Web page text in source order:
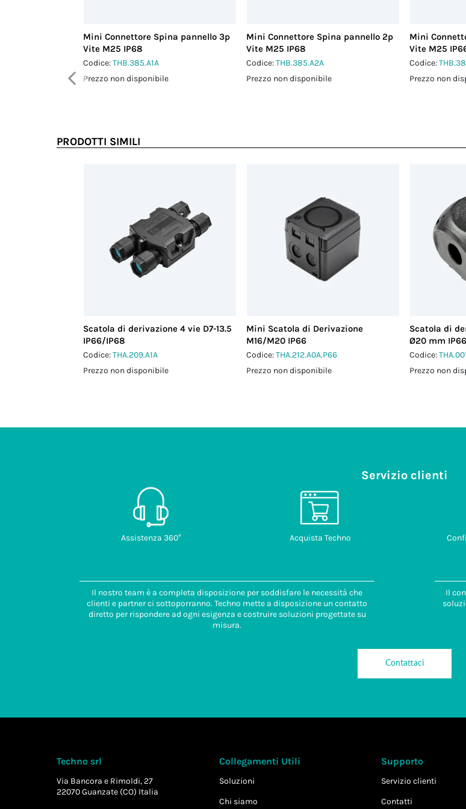
Mini Connettore Spina pannello 3p
Vite M25 IP68
Codice:THB.385.A1A
Prezzo non disponibile
Mini Connettore Spina pannello 2p
Vite M25 IP68
Codice:THB.385.A2A
Prezzo non disponibile
Mini
Vite M25
Codice:
Prezzo non
PRODOTTI SIMILI
Scatola di derivazione 4 vie D7-13.5
IP66/IP68
Codice:THA.209.A1A
Prezzo non disponibile
Mini Scatola di Derivazione
M16/M20 IP66
Codice:THA.212.A0A.P66
Prezzo non disponibile
Scatola di
Ø20 mm IP66
Codice:
Prezzo non
Servizio clienti
Assistenza 360° Acquista Techno
Il nostro team è a completa disposizione per soddisfare le necessità che
clienti e partner ci sottoporranno. Techno mette a disposizione un contatto
diretto per rispondere ad ogni esigenza e costruire soluzioni progettate su
misura.
Il
Contattaci
Techno srl
Via Bancora e Rimoldi, 27
22070 Guanzate (CO) Italia
Collegamenti Utili
Soluzioni
Chi siamo
Supporto
Servizio clienti
Contatti